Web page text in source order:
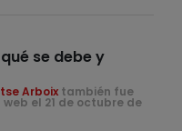
se debe y
Arboix también fue
el 21 de octubre de